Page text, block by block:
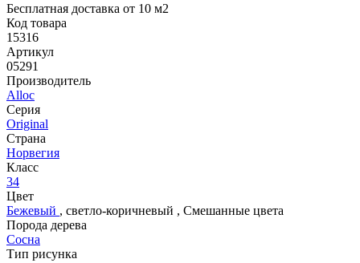
Бесплатная доставка от 10 м2
Код товара
15316
Артикул
05291
Производитель
Alloc
Серия
Original
Страна
Норвегия
Класс
34
Цвет
Бежевый , светло-коричневый , Смешанные цвета
Порода дерева
Сосна
Тип рисунка